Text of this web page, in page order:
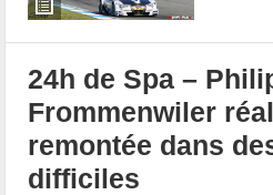
24h de Spa –
Frommenwiler
remontée dans
difficiles